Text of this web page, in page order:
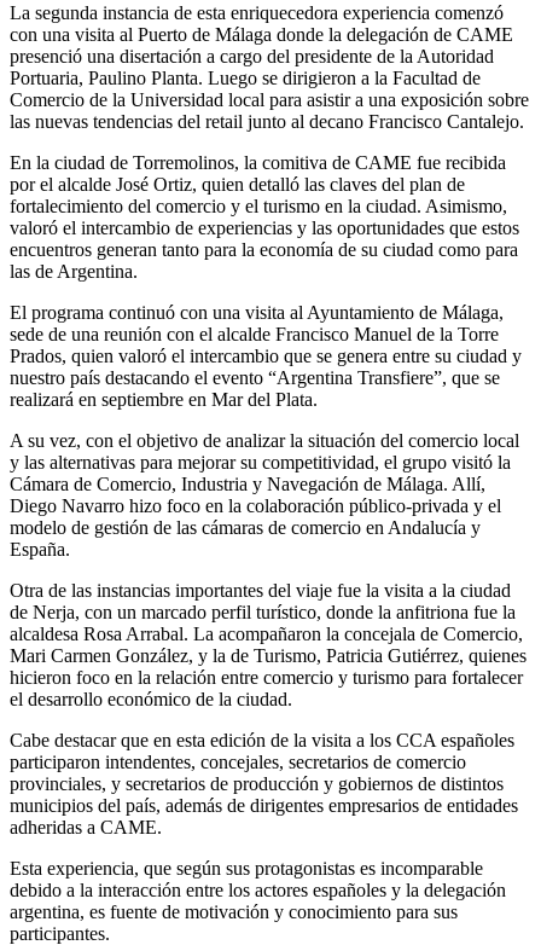
La segunda instancia de esta enriquecedora experiencia comenzó
con una visita al Puerto de Málaga donde la delegación de CAME
presenció una disertación a cargo del presidente de la Autoridad
Portuaria, Paulino Planta. Luego se dirigieron a la Facultad de
Comercio de la Universidad local para asistir a una exposición sobre
las nuevas tendencias del retail junto al decano Francisco Cantalejo.
En la ciudad de Torremolinos, la comitiva de CAME fue recibida
por el alcalde José Ortiz, quien detalló las claves del plan de
fortalecimiento del comercio y el turismo en la ciudad. Asimismo,
valoró el intercambio de experiencias y las oportunidades que estos
encuentros generan tanto para la economía de su ciudad como para
las de Argentina.
El programa continuó con una visita al Ayuntamiento de Málaga,
sede de una reunión con el alcalde Francisco Manuel de la Torre
Prados, quien valoró el intercambio que se genera entre su ciudad y
nuestro país destacando el evento “Argentina Transfiere”, que se
realizará en septiembre en Mar del Plata.
A su vez, con el objetivo de analizar la situación del comercio local
y las alternativas para mejorar su competitividad, el grupo visitó la
Cámara de Comercio, Industria y Navegación de Málaga. Allí,
Diego Navarro hizo foco en la colaboración público-privada y el
modelo de gestión de las cámaras de comercio en Andalucía y
España.
Otra de las instancias importantes del viaje fue la visita a la ciudad
de Nerja, con un marcado perfil turístico, donde la anfitriona fue la
alcaldesa Rosa Arrabal. La acompañaron la concejala de Comercio,
Mari Carmen González, y la de Turismo, Patricia Gutiérrez, quienes
hicieron foco en la relación entre comercio y turismo para fortalecer
el desarrollo económico de la ciudad.
Cabe destacar que en esta edición de la visita a los CCA españoles
participaron intendentes, concejales, secretarios de comercio
provinciales, y secretarios de producción y gobiernos de distintos
municipios del país, además de dirigentes empresarios de entidades
adheridas a CAME.
Esta experiencia, que según sus protagonistas es incomparable
debido a la interacción entre los actores españoles y la delegación
argentina, es fuente de motivación y conocimiento para sus
participantes.